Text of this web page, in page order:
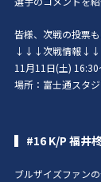
皆様、次戦の投票
↓↓↓次戦情報
11月11日(土) 16:30
場所：富士通スタ
#16 K/P 福井
ブルザイズファン